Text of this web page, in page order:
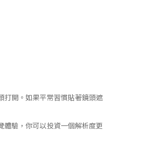
打開。如果平常習慣貼著鏡頭遮
體驗，你可以投資一個解析度更